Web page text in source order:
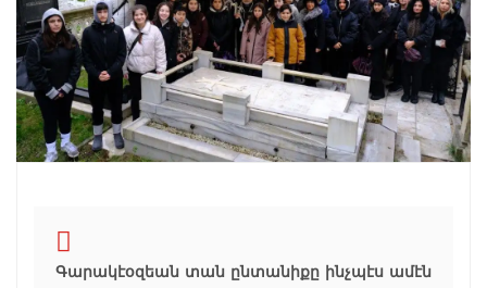
Գարակէօզեան տան ընտանիքը ինչպէս ամէն